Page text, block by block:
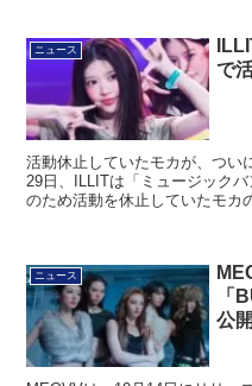
ニュース
で
活動休止していたモカが、つい
29日、ILLITは「ミュージック
のため活動を休止していたモカ
ニュース
「
公